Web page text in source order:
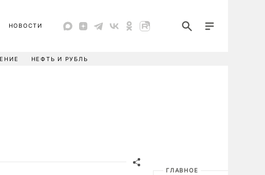
НОВОСТИ
НЕФТЬ И РУБЛЬ
ГЛАВНОЕ